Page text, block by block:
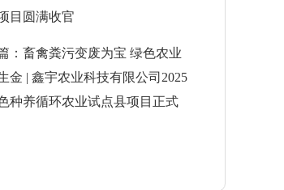
目圆满收官
：畜禽粪污变废为宝 绿色农业
金 | 鑫宇农业科技有限公司2025
种养循环农业试点县项目正式